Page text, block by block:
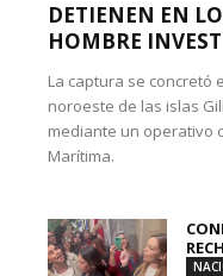
DETIENEN EN
HOMBRE
La captura se concretó
noroeste de las islas
mediante un operativo
Marítima.